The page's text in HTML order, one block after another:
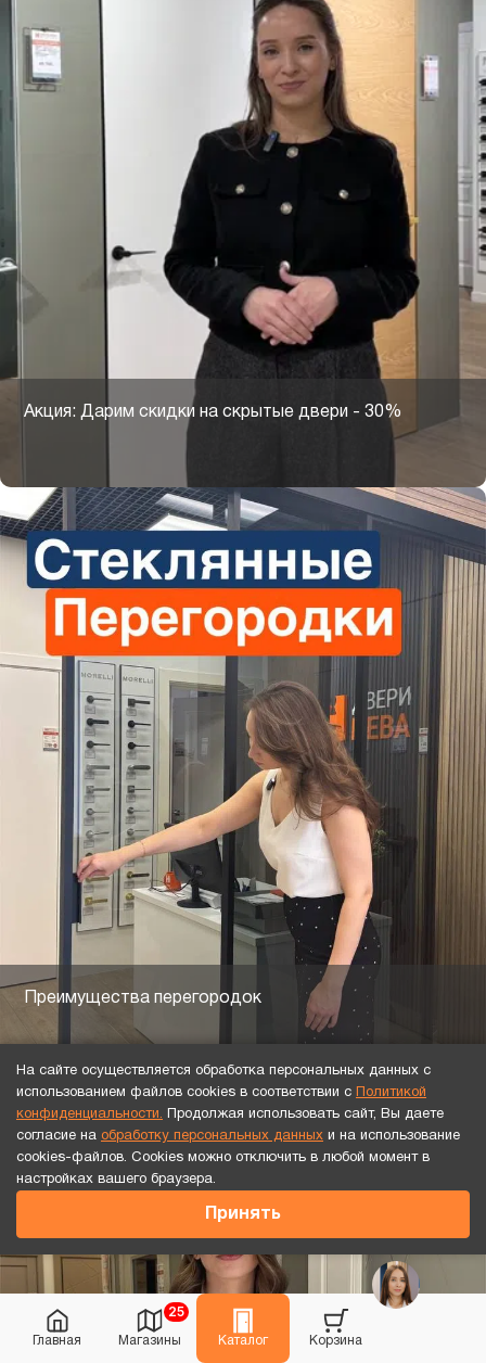
Главная Магазины
25
Каталог Корзина
Акция: Дарим скидки на скрытые двери - 30%
Преимущества перегородок
На сайте осуществляется обработка персональных данных с
использованием файлов cookies в соответствии с
Политикой
конфиденциальности. Продолжая использовать сайт, Вы даете
согласие на обработку персональных данных и на использование
cookies-файлов. Cookies можно отключить в любой момент в
настройках вашего браузера.
Принять